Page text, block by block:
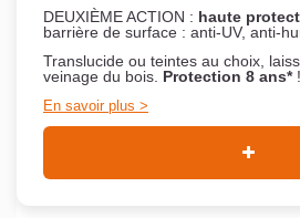
DEUXIÈME ACTION : haute
barrière de surface : anti-UV, anti-
Translucide ou teintes au choix,
veinage du bois. Protection 8 ans*!
En savoir plus